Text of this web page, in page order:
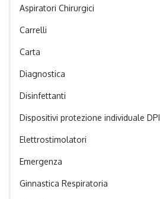
Aspiratori Chirurgici
Carrelli
Carta
Diagnostica
Disinfettanti
Dispositivi protezione individuale DPI
Elettrostimolatori
Emergenza
Ginnastica Respiratoria